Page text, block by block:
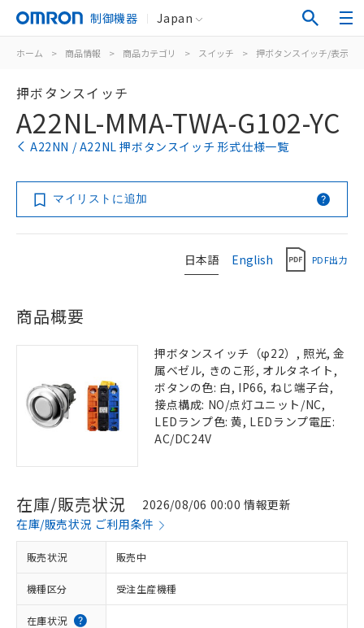
制御機器 Japan
ホーム > 商品情報 > 商品カテゴリ > スイッチ > 押ボタンスイッチ/表示灯
押ボタンスイッチ
A22NL-MMA-TWA-G102-YC
A22NN / A22NL 押ボタンスイッチ 形式仕様一覧
マイリストに追加
日本語 English PDF出力
商品概要
押ボタンスイッチ（φ22）, 照光, 金
属ベゼル, きのこ形, オルタネイト,
ボタンの色: 白, IP66, ねじ端子台,
接点構成: NO/点灯ユニット/NC,
LEDランプ色: 黄, LEDランプ電圧:
AC/DC24V
在庫/販売状況
2026/08/06 00:00 情報更新
在庫/販売状況 ご利用条件
販売状況 販売中
機種区分 受注生産機種
在庫状況